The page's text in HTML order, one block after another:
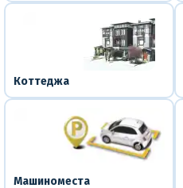
Коттеджа
Машиноместа